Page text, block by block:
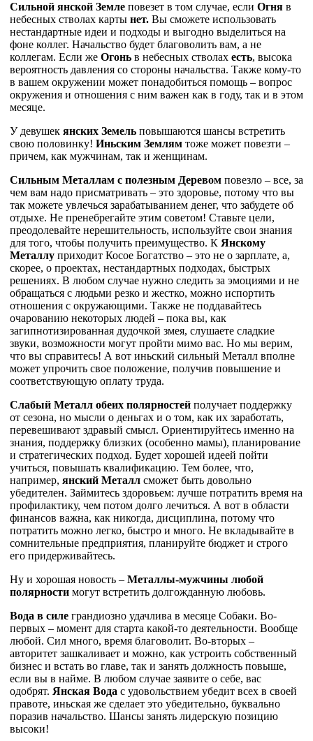
Сильной янской Земле повезет в том случае, если Огня в
небесных стволах карты нет. Вы сможете использовать
нестандартные идеи и подходы и выгодно выделиться на
фоне коллег. Начальство будет благоволить вам, а не
коллегам. Если же Огонь в небесных стволах есть, высока
вероятность давления со стороны начальства. Также кому-то
в вашем окружении может понадобиться помощь – вопрос
окружения и отношения с ним важен как в году, так и в этом
месяце.
У девушек янских Земель повышаются шансы встретить
свою половинку! Иньским Землям тоже может повезти –
причем, как мужчинам, так и женщинам.
Сильным Металлам с полезным Деревом повезло – все, за
чем вам надо присматривать – это здоровье, потому что вы
так можете увлечься зарабатыванием денег, что забудете об
отдыхе. Не пренебрегайте этим советом! Ставьте цели,
преодолевайте нерешительность, используйте свои знания
для того, чтобы получить преимущество. К Янскому
Металлу приходит Косое Богатство – это не о зарплате, а,
скорее, о проектах, нестандартных подходах, быстрых
решениях. В любом случае нужно следить за эмоциями и не
обращаться с людьми резко и жестко, можно испортить
отношения с окружающими. Также не поддавайтесь
очарованию некоторых людей – пока вы, как
загипнотизированная дудочкой змея, слушаете сладкие
звуки, возможности могут пройти мимо вас. Но мы верим,
что вы справитесь! А вот иньский сильный Металл вполне
может упрочить свое положение, получив повышение и
соответствующую оплату труда.
Слабый Металл обеих полярностей получает поддержку
от сезона, но мысли о деньгах и о том, как их заработать,
перевешивают здравый смысл. Ориентируйтесь именно на
знания, поддержку близких (особенно мамы), планирование
и стратегических подход. Будет хорошей идеей пойти
учиться, повышать квалификацию. Тем более, что,
например, янский Металл сможет быть довольно
убедителен. Займитесь здоровьем: лучше потратить время на
профилактику, чем потом долго лечиться. А вот в области
финансов важна, как никогда, дисциплина, потому что
потратить можно легко, быстро и много. Не вкладывайте в
сомнительные предприятия, планируйте бюджет и строго
его придерживайтесь.
Ну и хорошая новость – Металлы-мужчины любой
полярности могут встретить долгожданную любовь.
Вода в силе грандиозно удачлива в месяце Собаки. Во-
первых – момент для старта какой-то деятельности. Вообще
любой. Сил много, время благоволит. Во-вторых –
авторитет зашкаливает и можно, как устроить собственный
бизнес и встать во главе, так и занять должность повыше,
если вы в найме. В любом случае заявите о себе, вас
одобрят. Янская Вода с удовольствием убедит всех в своей
правоте, иньская же сделает это убедительно, буквально
поразив начальство. Шансы занять лидерскую позицию
высоки!